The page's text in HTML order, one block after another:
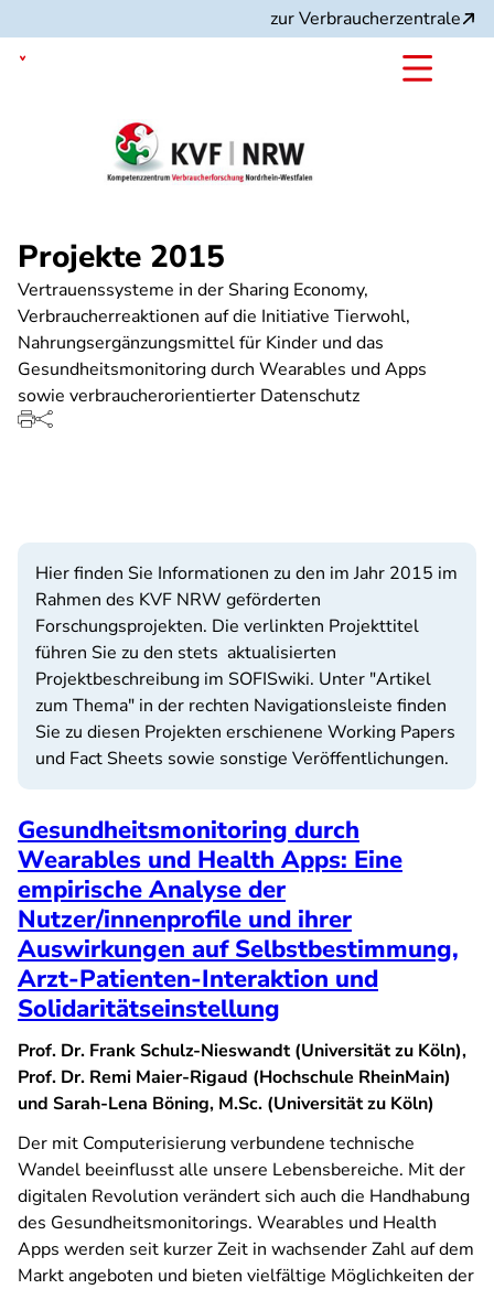
zum
Inhalt
zur Verbraucherzentrale
Projekte 2015
Vertrauenssysteme in der Sharing Economy,
Verbraucherreaktionen auf die Initiative Tierwohl,
Nahrungsergänzungsmittel für Kinder und das
Gesundheitsmonitoring durch Wearables und Apps
sowie verbraucherorientierter Datenschutz
Hier finden Sie Informationen zu den im Jahr 2015 im
Rahmen des KVF NRW geförderten
Forschungsprojekten. Die verlinkten Projekttitel
führen Sie zu den stets aktualisierten
Projektbeschreibung im SOFISwiki. Unter "Artikel
zum Thema" in der rechten Navigationsleiste finden
Sie zu diesen Projekten erschienene Working Papers
und Fact Sheets sowie sonstige Veröffentlichungen.
Gesundheitsmonitoring durch
Wearables und Health Apps: Eine
empirische Analyse der
Nutzer/innenprofile und ihrer
Auswirkungen auf Selbstbestimmung,
Arzt-Patienten-Interaktion und
Solidaritätseinstellung
Prof. Dr. Frank Schulz-Nieswandt (Universität zu Köln),
Prof. Dr. Remi Maier-Rigaud (Hochschule RheinMain)
und Sarah-Lena Böning, M.Sc. (Universität zu Köln)
Der mit Computerisierung verbundene technische
Wandel beeinflusst alle unsere Lebensbereiche. Mit der
digitalen Revolution verändert sich auch die Handhabung
des Gesundheitsmonitorings. Wearables und Health
Apps werden seit kurzer Zeit in wachsender Zahl auf dem
Markt angeboten und bieten vielfältige Möglichkeiten der